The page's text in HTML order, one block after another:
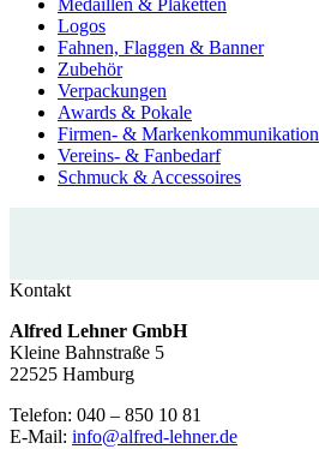
Medaillen & Plaketten
Logos
Fahnen, Flaggen & Banner
Zubehör
Verpackungen
Awards & Pokale
Firmen- & Markenkommunikation
Vereins- & Fanbedarf
Schmuck & Accessoires
Kontakt
Alfred Lehner GmbH
Kleine Bahnstraße 5
22525 Hamburg
Telefon: 040 – 850 10 81
E-Mail: info@alfred-lehner.de